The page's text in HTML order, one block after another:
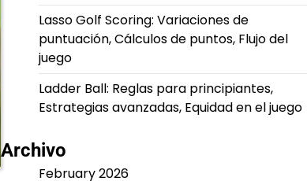
Lasso Golf Scoring: Variaciones de
puntuación, Cálculos de puntos, Flujo del
juego
Ladder Ball: Reglas para principiantes,
Estrategias avanzadas, Equidad en el juego
Archivo
February 2026